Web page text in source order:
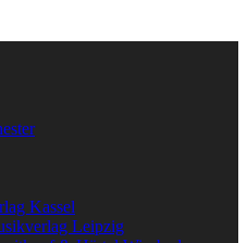
Kassel
Leipzig